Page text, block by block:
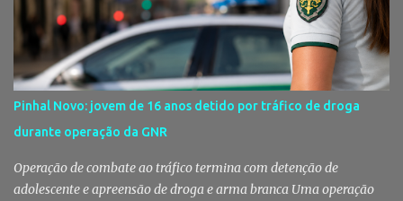
reforçando simultaneamente a proteção animal e o apoio às
pessoas em situação de maior vulnerabilidade. Cuidados de saúde
a animais de companhia de utentes do CAES A Câmara Municipal
do Montijo aprovou, por unanimidade, na reunião de 22 de Julho,
a celebração de um protocolo de colaboração com a União
Mutualista Nossa Senhora da Conceição, destinado a assegurar
assistência veterinária básica aos animais de companhia dos
utentes do Centro de Acolhimento de Emergência Social (CAES 2.0).
Segundo a ...
Pinhal Novo: jovem de 16 anos detido por tráfico de droga
durante operação da GNR
Operação de combate ao tráfico termina com detenção de
adolescente e apreensão de droga e arma branca Uma operação